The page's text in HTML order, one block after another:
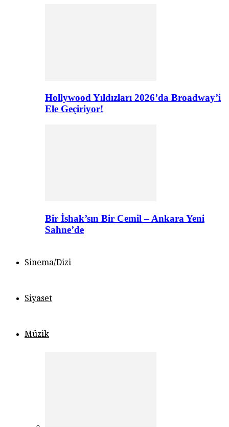
Hollywood Yıldızları 2026’da Broadway’i
Ele Geçiriyor!
Bir İshak’sın Bir Cemil – Ankara Yeni
Sahne’de
Sinema/Dizi
Siyaset
Müzik